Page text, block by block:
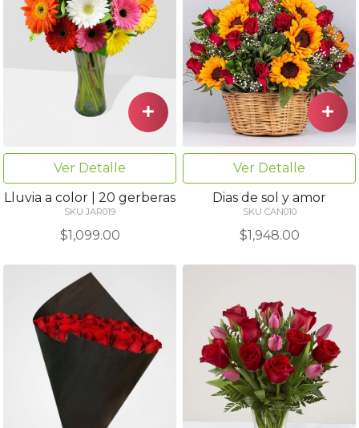
Ver Detalle
Lluvia a color | 20 gerberas
SKU JAR019
$1,099.00
Ver Detalle
Dias de sol y amor
SKU CAN010
$1,948.00